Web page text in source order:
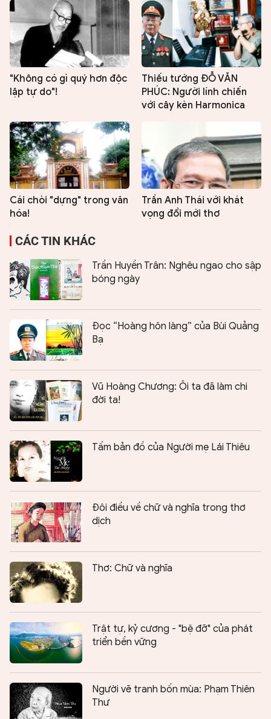
"Không có gì quý hơn độc
lập tự do"!
Thiếu tướng ĐỖ VĂN
PHÚC: Người lính chiến
với cây kèn Harmonica
Cái chòi "dựng" trong văn
hóa!
Trần Anh Thái với khát
vọng đổi mới thơ
CÁC TIN KHÁC
Trần Huyền Trân: Nghêu ngao cho sập
bóng ngày
Đọc “Hoàng hôn làng” của Bùi Quảng
Bạ
Vũ Hoàng Chương: Ôi ta đã làm chi
đời ta!
Tấm bản đồ của Người mẹ Lái Thiêu
Đôi điều về chữ và nghĩa trong thơ
dịch
Thơ: Chữ và nghĩa
Trật tự, kỷ cương - "bệ đỡ" của phát
triển bền vững
Người vẽ tranh bốn mùa: Phạm Thiên
Thư